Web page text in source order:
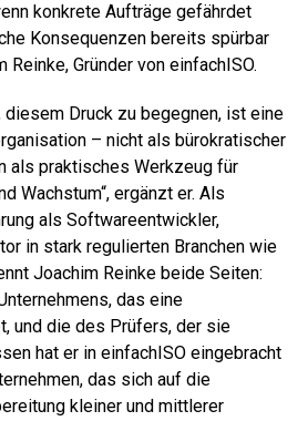
konkrete Aufträge gefährdet
Konsequenzen bereits spürbar
Reinke, Gründer von einfachISO.
Druck zu begegnen, ist eine
– nicht als bürokratischer
als praktisches Werkzeug für
Wachstum“, ergänzt er. Als
als Softwareentwickler,
in stark regulierten Branchen wie
Joachim Reinke beide Seiten:
das eine
und die des Prüfers, der sie
hat er in einfachISO eingebracht
das sich auf die
kleiner und mittlerer